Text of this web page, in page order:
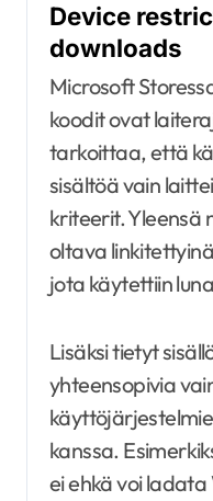
Device
downloads
Microsoft
koodit ovat
tarkoittaa, että
sisältöä vain
kriteerit. Yleensä
oltava
jota käytettiin
Lisäksi tietyt
yhteensopivia
kanssa.
ei ehkä voi